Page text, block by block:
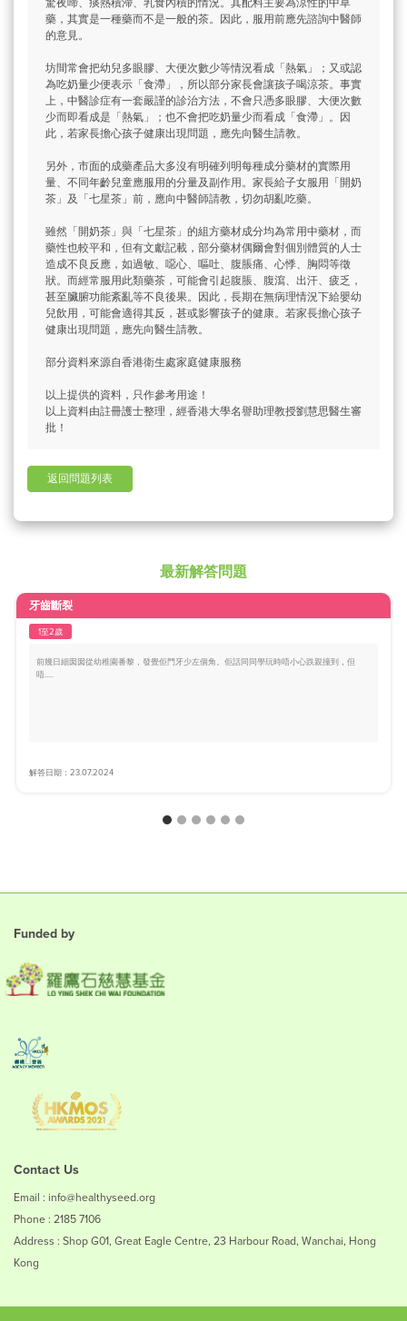
藥，其實是一種藥而不是一般的茶。因此，服用前應先諮詢中醫師
的意見。
坊間常會把幼兒多眼膠、大便次數少等情況看成「熱氣」；又或認
為吃奶量少便表示「食滯」，所以部分家長會讓孩子喝涼茶。事實
上，中醫診症有一套嚴謹的診治方法，不會只憑多眼膠、大便次數
少而即看成是「熱氣」；也不會把吃奶量少而看成「食滯」。因
此，若家長擔心孩子健康出現問題，應先向醫生請教。
另外，市面的成藥產品大多沒有明確列明每種成分藥材的實際用
量、不同年齡兒童應服用的分量及副作用。家長給子女服用「開奶
茶」及「七星茶」前，應向中醫師請教，切勿胡亂吃藥。
雖然「開奶茶」與「七星茶」的組方藥材成分均為常用中藥材，而
藥性也較平和，但有文獻記載，部分藥材偶爾會對個別體質的人士
造成不良反應，如過敏、噁心、嘔吐、腹脹痛、心悸、胸悶等徵
狀。而經常服用此類藥茶，可能會引起腹脹、腹瀉、出汗、疲乏，
甚至臟腑功能紊亂等不良後果。因此，長期在無病理情況下給嬰幼
兒飲用，可能會適得其反，甚或影響孩子的健康。若家長擔心孩子
健康出現問題，應先向醫生請教。
部分資料來源自香港衛生處家庭健康服務
以上提供的資料，只作參考用途！
以上資料由註冊護士整理，經香港大學名譽助理教授劉慧思醫生審
批！
返回問題列表
最新解答問題
牙齒斷裂
1至2歲
前幾日細囡囡從幼稚園番黎，發覺佢門牙少左個角。佢話同同學玩時唔小心跌親撞到，但
唔.....
解答日期：23.07.2024
Funded by
Contact Us
Email : info@healthyseed.org
Phone : 2185 7106
Address : Shop G01, Great Eagle Centre, 23 Harbour Road, Wanchai, Hong
Kong